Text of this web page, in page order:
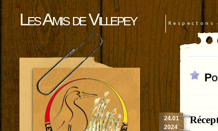
Les Amis de Villepey
24.01
2024